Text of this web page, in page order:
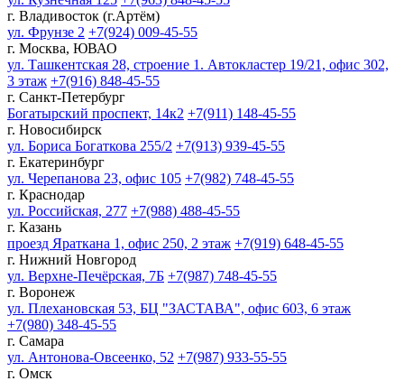
г. Владивосток (г.Артём)
ул. Фрунзе 2 +7(924) 009-45-55
г. Москва, ЮВАО
ул. Ташкентская 28, строение 1. Автокластер 19/21, офис 302,
3 этаж +7(916) 848-45-55
г. Санкт-Петербург
Богатырский проспект, 14к2 +7(911) 148-45-55
г. Новосибирск
ул. Бориса Богаткова 255/2 +7(913) 939-45-55
г. Екатеринбург
ул. Черепанова 23, офис 105 +7(982) 748-45-55
г. Краснодар
ул. Российская, 277 +7(988) 488-45-55
г. Казань
проезд Яраткана 1, офис 250, 2 этаж +7(919) 648-45-55
г. Нижний Новгород
ул. Верхне-Печёрская, 7Б +7(987) 748-45-55
г. Воронеж
ул. Плехановская 53, БЦ "ЗАСТАВА", офис 603, 6 этаж
+7(980) 348-45-55
г. Самара
ул. Антонова-Овсеенко, 52 +7(987) 933-55-55
г. Омск